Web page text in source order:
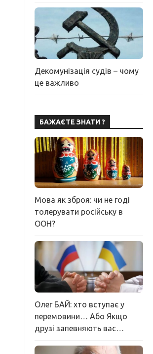
Декомунізація судів – чому
це важливо
БАЖАЄТЕ ЗНАТИ ?
Мова як зброя: чи не годі
толерувати російську в
ООН?
Олег БАЙ: хто вступає у
перемовини… Або Якщо
друзі запевняють вас…